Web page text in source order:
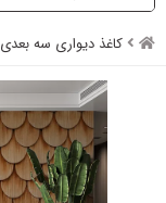
کاغذ دیواری سه بعدی